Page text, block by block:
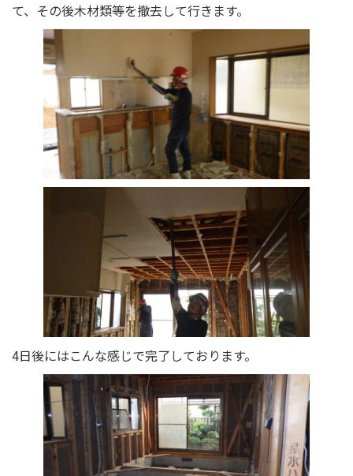
て、その後木材類等を撤去して行きます。
4日後にはこんな感じで完了しております。